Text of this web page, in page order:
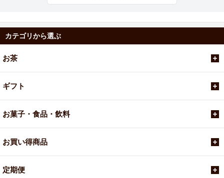
カテゴリから選ぶ
お茶
ギフト
お菓子・食品・飲料
お買い得商品
定期便